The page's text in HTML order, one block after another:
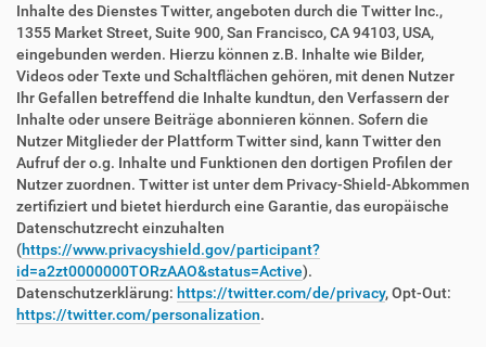
Inhalte des Dienstes Twitter, angeboten durch die Twitter Inc.,
1355 Market Street, Suite 900, San Francisco, CA 94103, USA,
eingebunden werden. Hierzu können z.B. Inhalte wie Bilder,
Videos oder Texte und Schaltflächen gehören, mit denen Nutzer
Ihr Gefallen betreffend die Inhalte kundtun, den Verfassern der
Inhalte oder unsere Beiträge abonnieren können. Sofern die
Nutzer Mitglieder der Plattform Twitter sind, kann Twitter den
Aufruf der o.g. Inhalte und Funktionen den dortigen Profilen der
Nutzer zuordnen. Twitter ist unter dem Privacy-Shield-Abkommen
zertifiziert und bietet hierdurch eine Garantie, das europäische
Datenschutzrecht einzuhalten
(https://www.privacyshield.gov/participant?
id=a2zt0000000TORzAAO&status=Active).
Datenschutzerklärung: https://twitter.com/de/privacy, Opt-Out:
https://twitter.com/personalization.